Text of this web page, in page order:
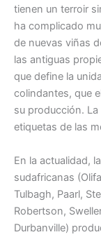
tienen un terroir
ha complicado
de nuevas viñas
las antiguas
que define la
colindantes, que
su producción. La
etiquetas de las
En la actualidad,
sudafricanas
Tulbagh, Paarl,
Robertson,
Durbanville)